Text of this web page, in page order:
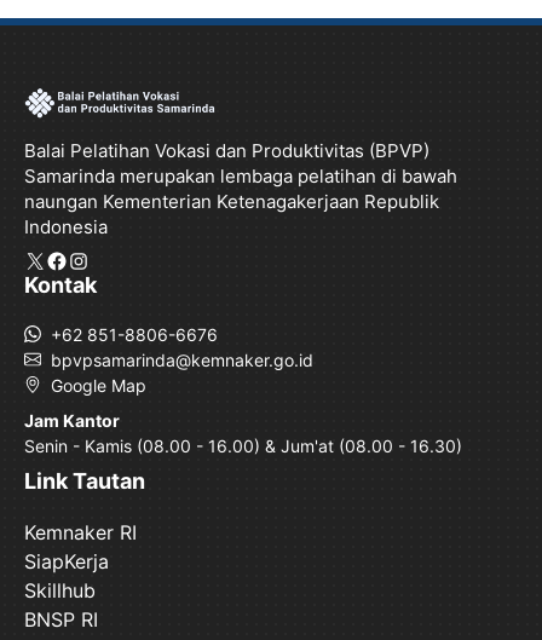
Balai Pelatihan Vokasi dan Produktivitas (BPVP)
Samarinda merupakan lembaga pelatihan di bawah
naungan Kementerian Ketenagakerjaan Republik
Indonesia
X Facebook
Instagram
Kontak
+62 851-8806-6676
bpvpsamarinda@kemnaker.go.id
Google Map
Jam Kantor
Senin - Kamis (08.00 - 16.00) & Jum'at (08.00 - 16.30)
Link Tautan
Kemnaker RI
SiapKerja
Skillhub
BNSP RI